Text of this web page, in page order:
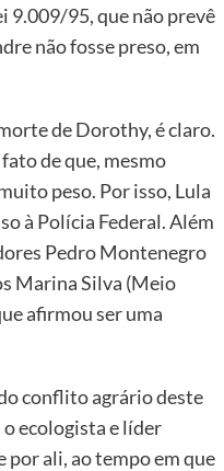
9.009/95, que não prevê
não fosse preso, em
de Dorothy, é claro.
de que, mesmo
peso. Por isso, Lula
à Polícia Federal. Além
Pedro Montenegro
Marina Silva (Meio
afirmou ser uma
conflito agrário deste
ecologista e líder
por ali, ao tempo em que